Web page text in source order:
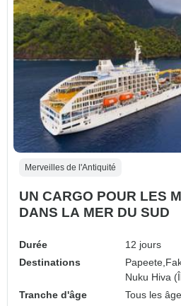
Merveilles de l'Antiquité
UN CARGO POUR LES
DANS LA MER DU SUD
Durée
12 jours
Destinations
Papeete,
Nuku Hiva
Tranche d'âge
Tous les